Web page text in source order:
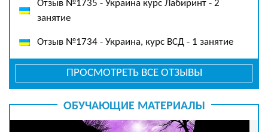
Отзыв №1735 - Украина курс Лабиринт - 2
занятие
Отзыв №1734 - Украина, курс ВСД - 1 занятие
ПРОСМОТРЕТЬ ВСЕ ОТЗЫВЫ
ОБУЧАЮЩИЕ МАТЕРИАЛЫ